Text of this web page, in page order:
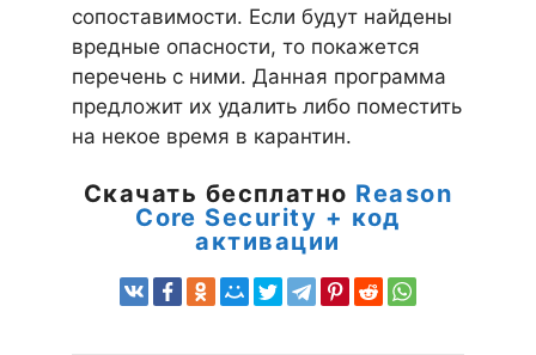
сопоставимости. Если будут найдены
вредные опасности, то покажется
перечень с ними. Данная программа
предложит их удалить либо поместить
на некое время в карантин.
Скачать бесплатно Reason
Core Security + код
активации